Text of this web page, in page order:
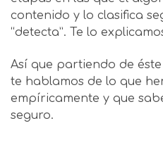
contenido y lo clasifica
“detecta”. Te lo
Así que partiendo de
te hablamos de lo que
empíricamente y que
seguro.